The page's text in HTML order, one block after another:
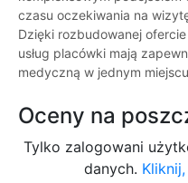
czasu oczekiwania na
Dzięki rozbudowanej
usług placówki mają
medyczną w jednym
Oceny na
Tylko zalogowani
danych.